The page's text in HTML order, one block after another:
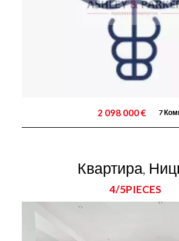
2 098 000 € 7
Квартира,
4/5PIECES